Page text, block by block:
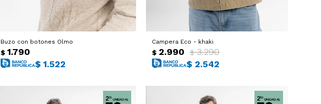
Buzo con botones Olmo
$ 1.790
$ 1.522
Campera Eco - khaki
$ 2.990 $ 3.290
$ 2.542